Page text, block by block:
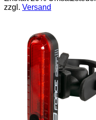
90,00 €
zzgl. Versand